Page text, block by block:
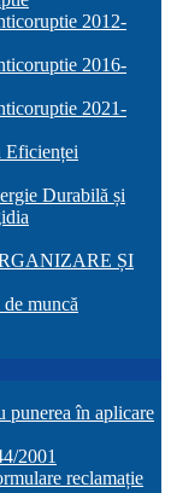
2012-
2016-
2021-
Eficienței
Durabilă și
ȘI
muncă
punerea în aplicare
2001
reclamație